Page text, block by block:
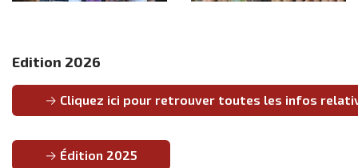
Edition 2026
Cliquez ici pour retrouver toutes les infos
Édition 2025